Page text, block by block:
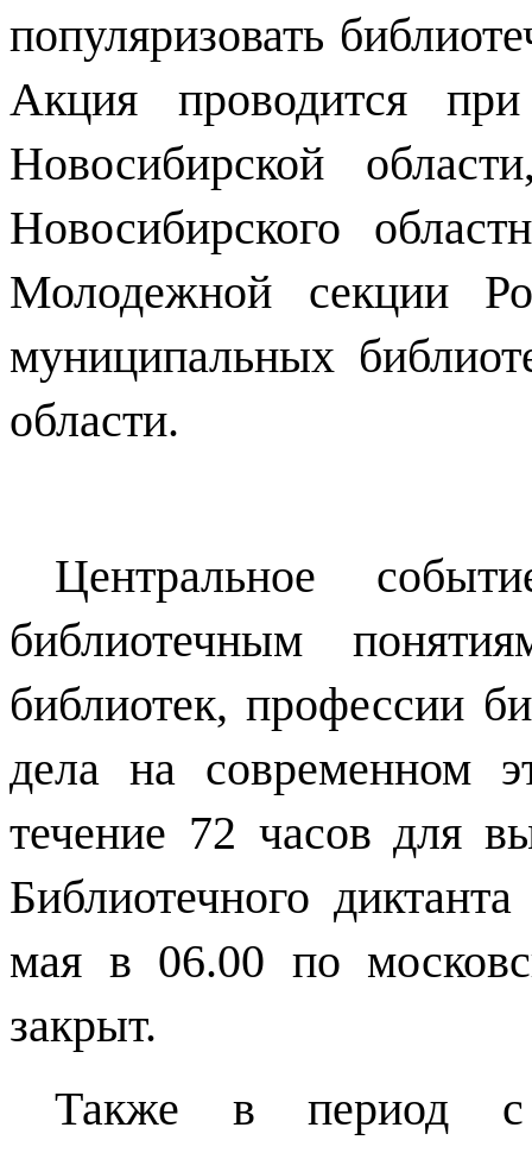
популяризовать
Акция проводится
Новосибирской
Новосибирского
Молодежной секции
муниципальных
области.
Центральное
библиотечным
библиотек, профессии
дела на современном
течение 72 часов для
Библиотечного
мая в 06.00 по
закрыт.
Также в период